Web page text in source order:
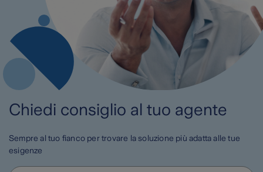
Chiedi consiglio al tuo agente
Sempre al tuo fianco per trovare la soluzione più adatta alle tue
esigenze